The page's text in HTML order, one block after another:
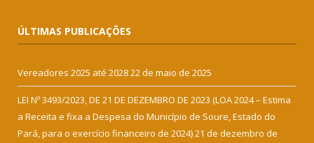
ÚLTIMAS PUBLICAÇÕES
Vereadores 2025 até 202822 de maio de 2025
LEI Nº 3493/2023, DE 21 DE DEZEMBRO DE 2023 (LOA 2024 – Estima
a Receita e fixa a Despesa do Município de Soure, Estado do
Pará, para o exercício financeiro de 2024)21 de dezembro de